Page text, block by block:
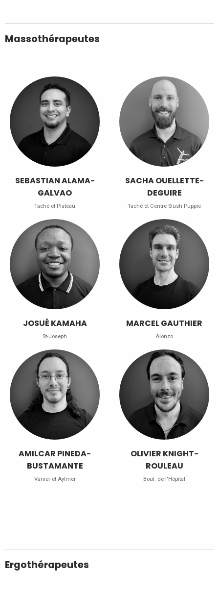
Massothérapeutes
SEBASTIAN ALAMA-
GALVAO
Taché et Plateau
SACHA OUELLETTE-
DEGUIRE
Taché et Centre Slush Puppie
JOSUÉ KAMAHA
St-Joseph
MARCEL GAUTHIER
Alonzo
AMILCAR PINEDA-
BUSTAMANTE
Vanier et Aylmer
OLIVIER KNIGHT-
ROULEAU
Boul. de l'Hôpital
Ergothérapeutes